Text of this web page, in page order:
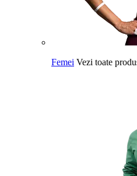
Femei Vezi toate